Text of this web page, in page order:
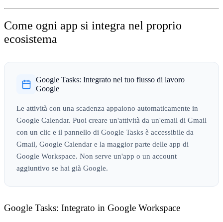
Come ogni app si integra nel proprio
ecosistema
Google Tasks: Integrato nel tuo flusso di lavoro
Google
Le attività con una scadenza appaiono automaticamente in
Google Calendar. Puoi creare un'attività da un'email di Gmail
con un clic e il pannello di Google Tasks è accessibile da
Gmail, Google Calendar e la maggior parte delle app di
Google Workspace. Non serve un'app o un account
aggiuntivo se hai già Google.
Google Tasks: Integrato in Google Workspace